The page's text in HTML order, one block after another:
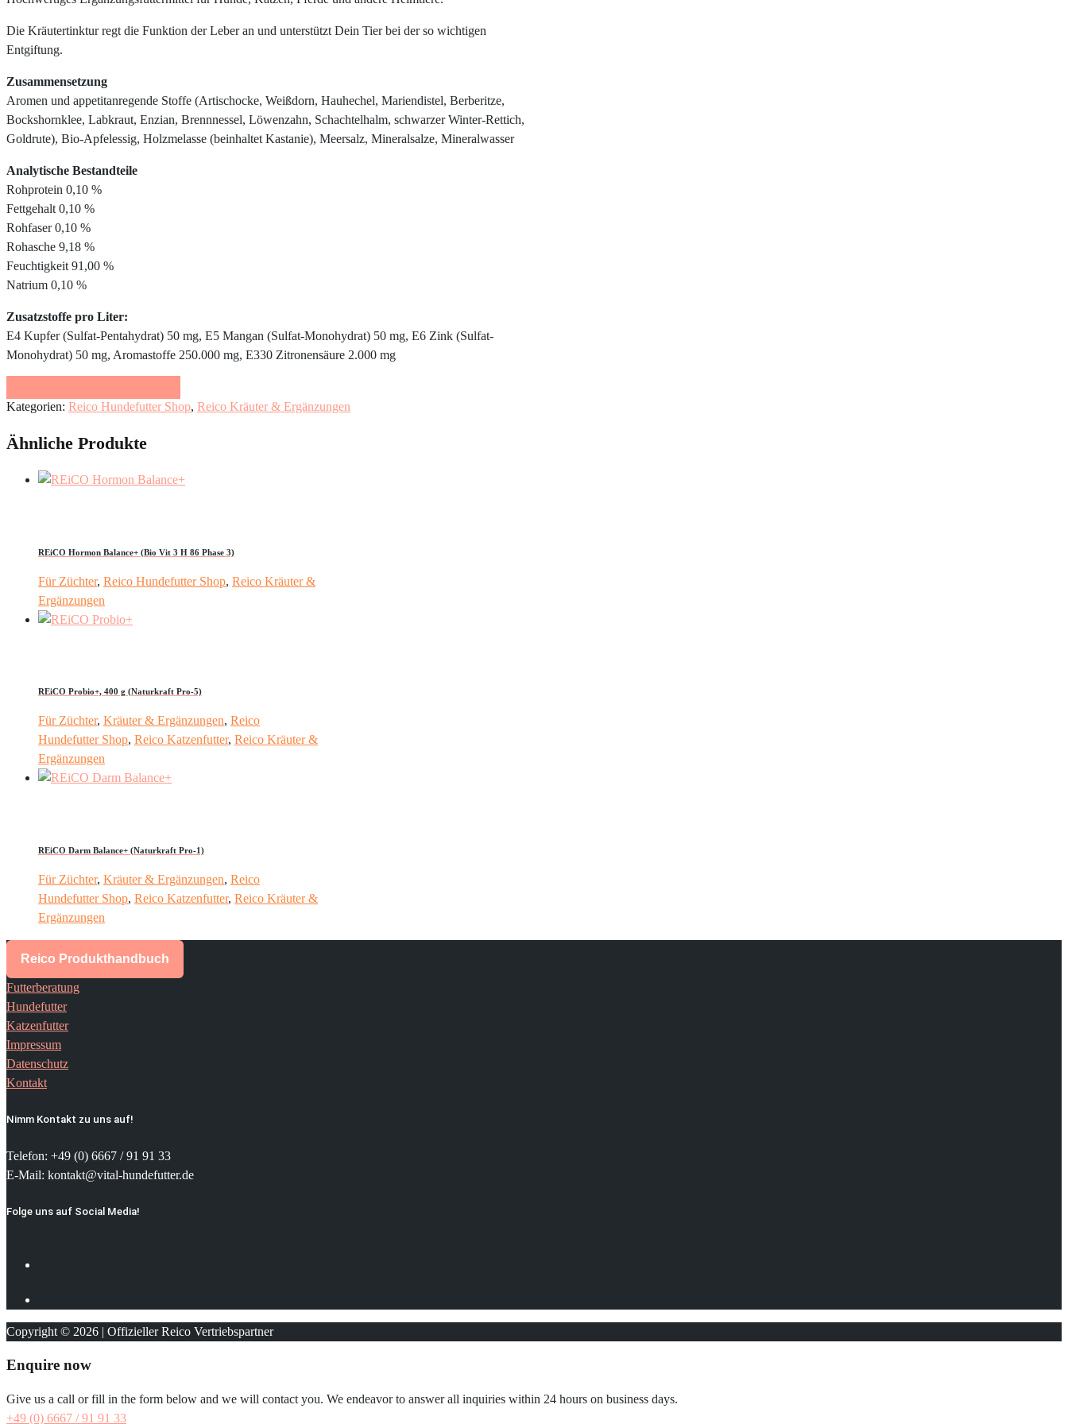
Die Kräutertinktur regt die Funktion der Leber an und unterstützt Dein Tier bei der so wichtigen
Entgiftung.
Zusammensetzung
Aromen und appetitanregende Stoffe (Artischocke, Weißdorn, Hauhechel, Mariendistel, Berberitze,
Bockshornklee, Labkraut, Enzian, Brennnessel, Löwenzahn, Schachtelhalm, schwarzer Winter-Rettich,
Goldrute), Bio-Apfelessig, Holzmelasse (beinhaltet Kastanie), Meersalz, Mineralsalze, Mineralwasser
Analytische Bestandteile
Rohprotein 0,10 %
Fettgehalt 0,10 %
Rohfaser 0,10 %
Rohasche 9,18 %
Feuchtigkeit 91,00 %
Natrium 0,10 %
Zusatzstoffe pro Liter:
E4 Kupfer (Sulfat-Pentahydrat) 50 mg, E5 Mangan (Sulfat-Monohydrat) 50 mg, E6 Zink (Sulfat-
Monohydrat) 50 mg, Aromastoffe 250.000 mg, E330 Zitronensäure 2.000 mg
Kategorien: Reico Hundefutter Shop, Reico Kräuter & Ergänzungen
Ähnliche Produkte
REiCO Hormon Balance+ (Bio Vit 3 H 86 Phase 3)
Für Züchter, Reico Hundefutter Shop, Reico Kräuter &
Ergänzungen
REiCO Probio+, 400 g (Naturkraft Pro-5)
Für Züchter, Kräuter & Ergänzungen, Reico
Hundefutter Shop, Reico Katzenfutter, Reico Kräuter &
Ergänzungen
REiCO Darm Balance+ (Naturkraft Pro-1)
Für Züchter, Kräuter & Ergänzungen, Reico
Hundefutter Shop, Reico Katzenfutter, Reico Kräuter &
Ergänzungen
Reico Produkthandbuch
Futterberatung
Hundefutter
Katzenfutter
Impressum
Datenschutz
Kontakt
Nimm Kontakt zu uns auf!
Telefon: +49 (0) 6667 / 91 91 33
E-Mail: kontakt@vital-hundefutter.de
Folge uns auf Social Media!
Copyright © 2026 | Offizieller Reico Vertriebspartner
Enquire now
Give us a call or fill in the form below and we will contact you. We endeavor to answer all inquiries within 24 hours on business days.
+49 (0) 6667 / 91 91 33